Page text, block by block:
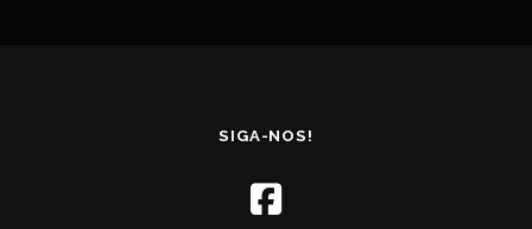
SIGA-NOS!